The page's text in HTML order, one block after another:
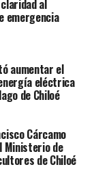
al
emergencia
aumentar el
eléctrica
de Chiloé
Cárcamo
Ministerio de
de Chiloé